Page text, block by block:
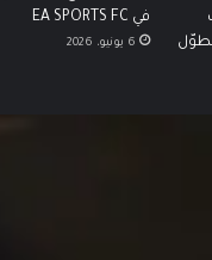
في EA SPORTS FC
6 يونيو، 2026